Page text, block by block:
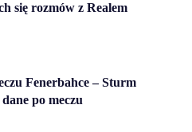
się rozmów z Realem
Fenerbahce – Sturm
po meczu